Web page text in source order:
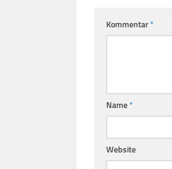
Kommentar*
Name*
Website